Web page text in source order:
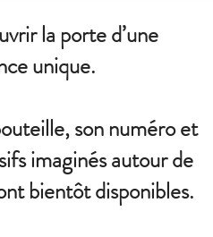
la porte d’une
unique.
son numéro et
imaginés autour de
bientôt disponibles.